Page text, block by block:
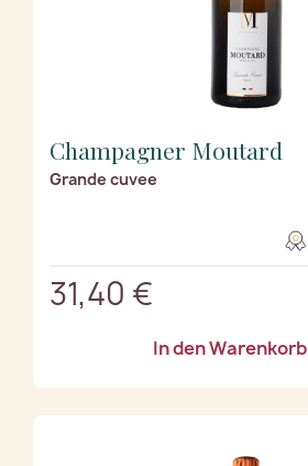
Champagner Moutard
Grande cuvee
31,40 €
In den Warenkorb